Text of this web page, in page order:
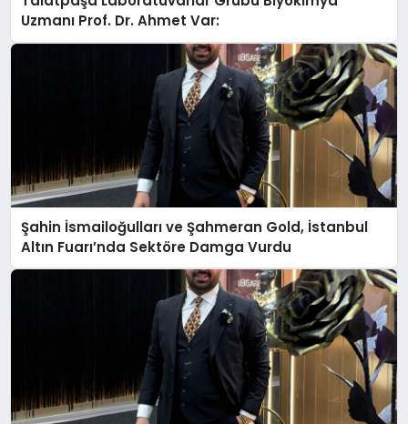
Uzmanı Prof. Dr. Ahmet Var:
Şahin İsmailoğulları ve Şahmeran Gold, İstanbul
Altın Fuarı’nda Sektöre Damga Vurdu